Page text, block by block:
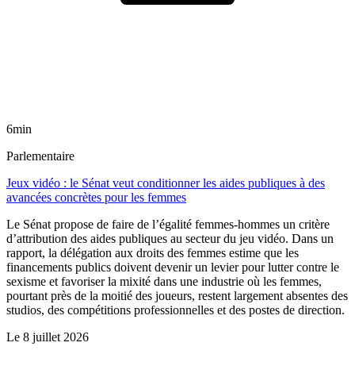
6min
Parlementaire
Jeux vidéo : le Sénat veut conditionner les aides publiques à des
avancées concrètes pour les femmes
Le Sénat propose de faire de l’égalité femmes-hommes un critère
d’attribution des aides publiques au secteur du jeu vidéo. Dans un
rapport, la délégation aux droits des femmes estime que les
financements publics doivent devenir un levier pour lutter contre le
sexisme et favoriser la mixité dans une industrie où les femmes,
pourtant près de la moitié des joueurs, restent largement absentes des
studios, des compétitions professionnelles et des postes de direction.
Le 8 juillet 2026